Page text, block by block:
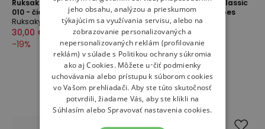
Ruksak Nike Brasilia DV9436-
010 - čierne
Ruksaky
30,00 €
37,00 €
-19%
Ruksak unisex adidas Classic
Back-to-School 3-Stripes
JD9563 - čierne
Ruksaky
23,00 € 28,00 €
-18 %
jeho obsahu, analýzou a prieskumom
týkajúcim sa využívania servisu, alebo na
zobrazovanie personalizovaných a
nepersonalizovaných reklám (profilovanie
reklám) v súlade s Politikou ochrany súkromia
ako ajCookies. Môžete určiť podmienky
uchovávania alebo prístupu k súborom cookies
vo Vašom prehliadači. Aby ste túto skutočnosť
potvrdili, žiadame Vás, aby ste klikli na
Súhlasím alebo Spravovať nastavenia cookies.